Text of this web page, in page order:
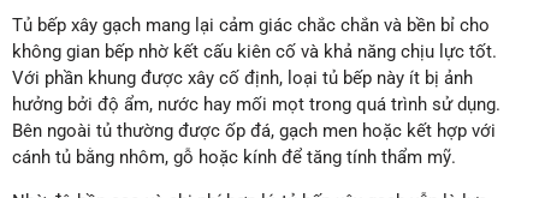
Tủ bếp xây gạch mang lại cảm giác chắc chắn và bền bỉ cho
không gian bếp nhờ kết cấu kiên cố và khả năng chịu lực tốt.
Với phần khung được xây cố định, loại tủ bếp này ít bị ảnh
hưởng bởi độ ẩm, nước hay mối mọt trong quá trình sử dụng.
Bên ngoài tủ thường được ốp đá, gạch men hoặc kết hợp với
cánh tủ bằng nhôm, gỗ hoặc kính để tăng tính thẩm mỹ.